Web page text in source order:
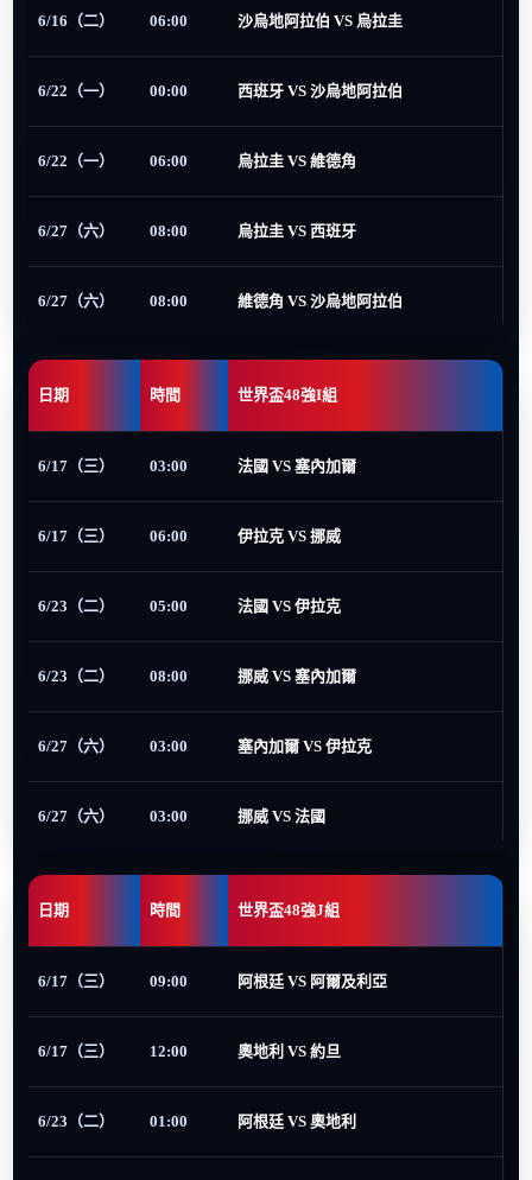
6/16（二） 06:00 沙烏地阿拉伯 VS 烏拉圭
6/22（一） 00:00 西班牙 VS 沙烏地阿拉伯
6/22（一） 06:00 烏拉圭 VS 維德角
6/27（六） 08:00 烏拉圭 VS 西班牙
6/27（六） 08:00 維德角 VS 沙烏地阿拉伯
日期 時間 世界盃48強I組
6/17（三） 03:00 法國 VS 塞內加爾
6/17（三） 06:00 伊拉克 VS 挪威
6/23（二） 05:00 法國 VS 伊拉克
6/23（二） 08:00 挪威 VS 塞內加爾
6/27（六） 03:00 塞內加爾 VS 伊拉克
6/27（六） 03:00 挪威 VS 法國
日期 時間 世界盃48強J組
6/17（三） 09:00 阿根廷 VS 阿爾及利亞
6/17（三） 12:00 奧地利 VS 約旦
6/23（二） 01:00 阿根廷 VS 奧地利